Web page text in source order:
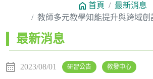
首頁
最新消息
教師多元教學知能提升與跨域創
最新消息
2023/08/01 研習公告 教發中心